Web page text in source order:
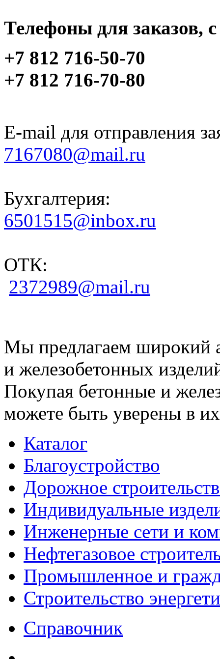
Телефоны для заказов,
+7 812 716-50-70
+7 812 716-70-80
E-mail для отправления
7167080@mail.ru
Бухгалтерия:
6501515@inbox.ru
ОТК:
2372989@mail.ru
Мы предлагаем широкий
и железобетонных
Покупая бетонные и
можете быть уверены в их
Каталог
Благоустройство
Дорожное
Индивидуальные
Инженерные сети и
Нефтегазовое
Промышленное и
Строительство
Справочник